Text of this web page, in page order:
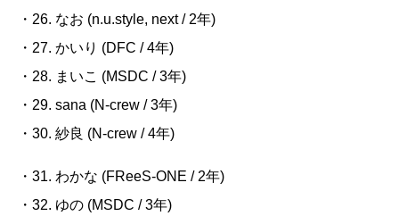
・26. なお (n.u.style, next / 2年)
・27. かいり (DFC / 4年)
・28. まいこ (MSDC / 3年)
・29. sana (N-crew / 3年)
・30. 紗良 (N-crew / 4年)
・31. わかな (FReeS-ONE / 2年)
・32. ゆの (MSDC / 3年)